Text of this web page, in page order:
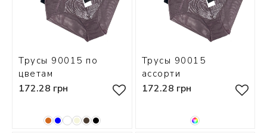
Трусы 90015 по
цветам
172.28 грн
Трусы 90015
ассорти
172.28 грн